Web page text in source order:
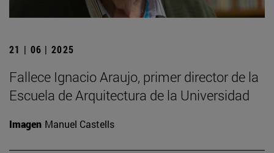
21 | 06 | 2025
Fallece Ignacio Araujo, primer director de la
Escuela de Arquitectura de la Universidad
Imagen Manuel Castells